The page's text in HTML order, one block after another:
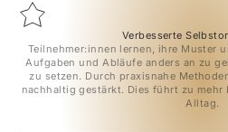
Verbesserte
Teilnehmer:innen lernen, ihre Muster
Aufgaben und Abläufe anders an zu
zu setzen. Durch praxisnahe
nachhaltig gestärkt. Dies führt zu mehr
Alltag.